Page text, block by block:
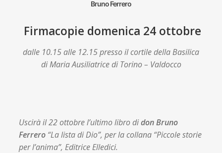
Bruno Ferrero
Firmacopie domenica 24 ottobre
dalle 10.15 alle 12.15 presso il cortile della Basilica
di Maria Ausiliatrice di Torino – Valdocco
Uscirà il 22 ottobre l’ultimo libro didon Bruno
Ferrero“La lista di Dio”, per la collana “Piccole storie
per l’anima”, Editrice Elledici.